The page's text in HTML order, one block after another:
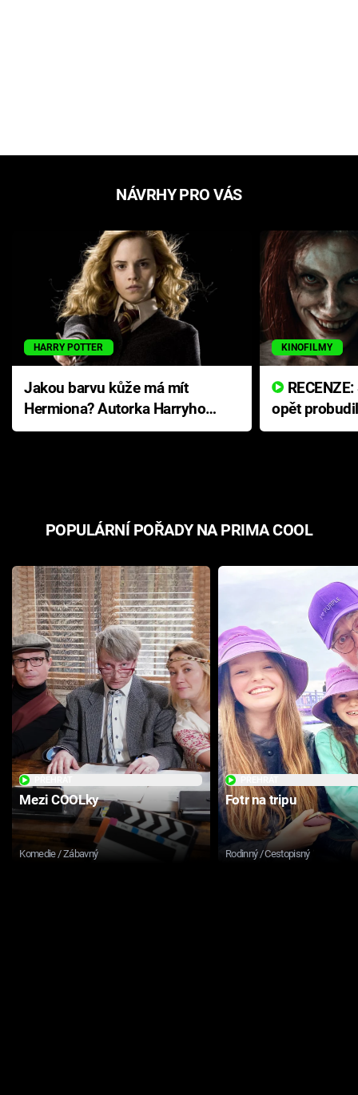
NÁVRHY PRO VÁS
HARRY POTTER
Jakou barvu kůže má mít
Hermiona? Autorka Harryho
Pottera přišla s ráznou
KINOFILMY
opět
přichází s
POPULÁRNÍ POŘADY NA PRIMA COOL
Mezi COOLky
Komedie / Zábavný
Fotr na tripu
Rodinný / Cestopisný